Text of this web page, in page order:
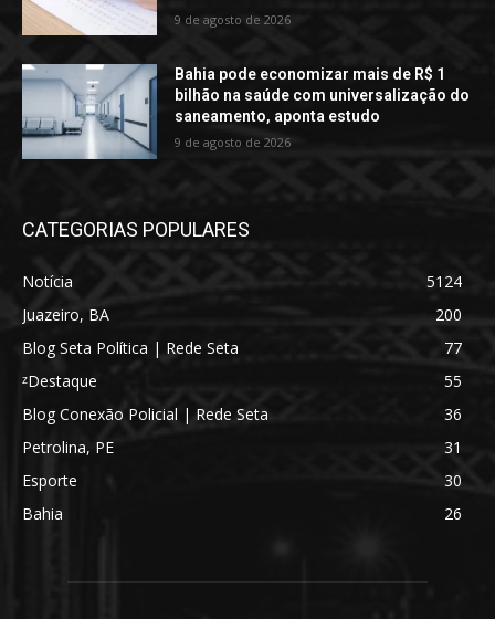
9 de agosto de 2026
Bahia pode economizar mais de R$ 1
bilhão na saúde com universalização do
saneamento, aponta estudo
9 de agosto de 2026
CATEGORIAS POPULARES
Notícia
5124
Juazeiro, BA
200
Blog Seta Política | Rede Seta
77
ᶻDestaque
55
Blog Conexão Policial | Rede Seta
36
Petrolina, PE
31
Esporte
30
Bahia
26